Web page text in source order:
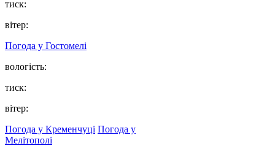
тиск:
вітер:
Погода у Гостомелі
вологість:
тиск:
вітер:
Погода у Кременчуці Погода у
Мелітополі